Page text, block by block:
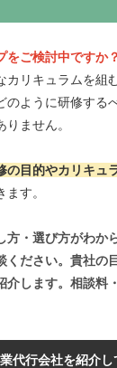
をご検討中ですか？
リキュラムを組
のように研修する
ません。
の目的やカリキュ
ます。
方・選び方がわか
ください。貴社の
介します。相談料
業代行会社を紹介し